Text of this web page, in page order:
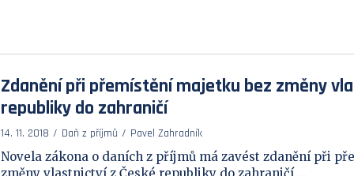
Zdanění při přemístění majetku bez změny
republiky do zahraničí
14. 11. 2018 Daň z příjmů Pavel Zahradník
Novela zákona o daních z příjmů má zavést zdanění při